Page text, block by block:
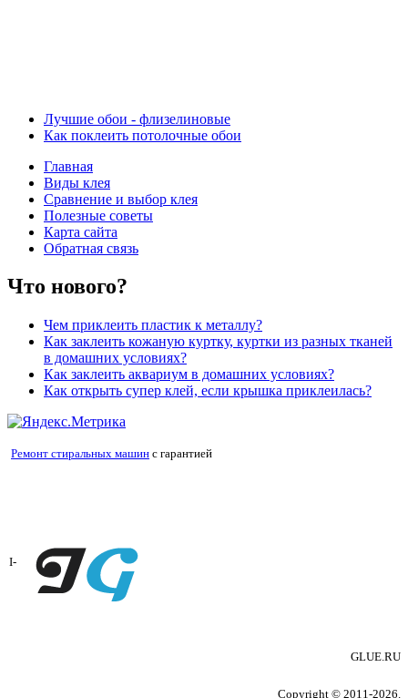
Лучшие обои - флизелиновые
Как поклеить потолочные обои
Главная
Виды клея
Сравнение и выбор клея
Полезные советы
Карта сайта
Обратная связь
Что нового?
Чем приклеить пластик к металлу?
Как заклеить кожаную куртку, куртки из разных тканей
в домашних условиях?
Как заклеить аквариум в домашних условиях?
Как открыть супер клей, если крышка приклеилась?
Ремонт стиральных машин с гарантией
I-
GLUE.RU
Copyright © 2011-2026.